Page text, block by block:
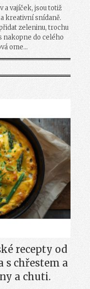
a vajíček, jsou totiž
kreativní snídaně.
zeleninu, trochu
nakopne do celého
ome...
recepty od
s chřestem a
a chuti.